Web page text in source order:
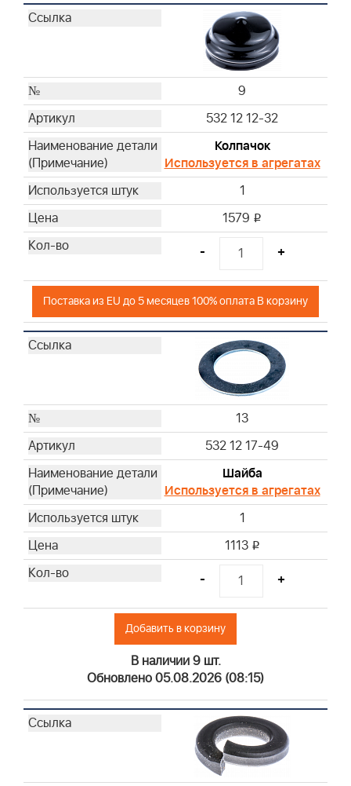
9
532 12 12-32
Колпачок
Используется в агрегатах
1
1579 i
- +
Поставка из EU до 5 месяцев 100% оплата В корзину
13
532 12 17-49
Шайба
Используется в агрегатах
1
1113 i
- +
Добавить в корзину
В наличии 9 шт.
Обновлено 05.08.2026 (08:15)